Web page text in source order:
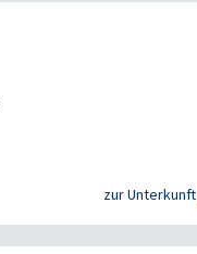
zur Unterkunft